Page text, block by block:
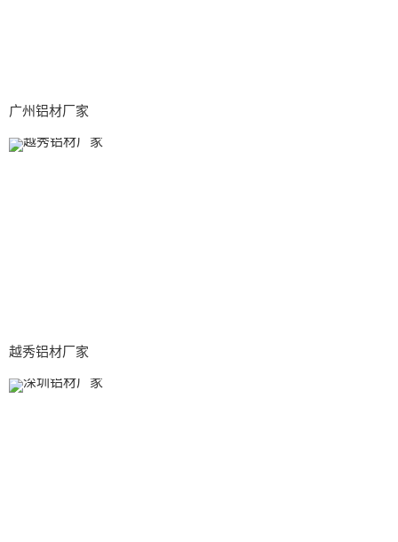
广州铝材厂家
越秀铝材厂家